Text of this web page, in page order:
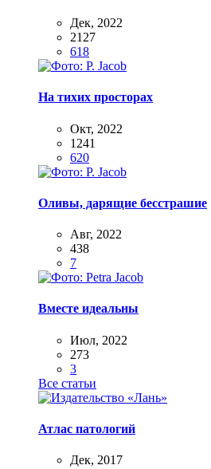
Дек, 2022
2127
618
На тихих просторах
Окт, 2022
1241
620
Оливы, дарящие бесстрашие
Авг, 2022
438
7
Вместе идеальны
Июл, 2022
273
3
Все статьи
Атлас патологий
Дек, 2017